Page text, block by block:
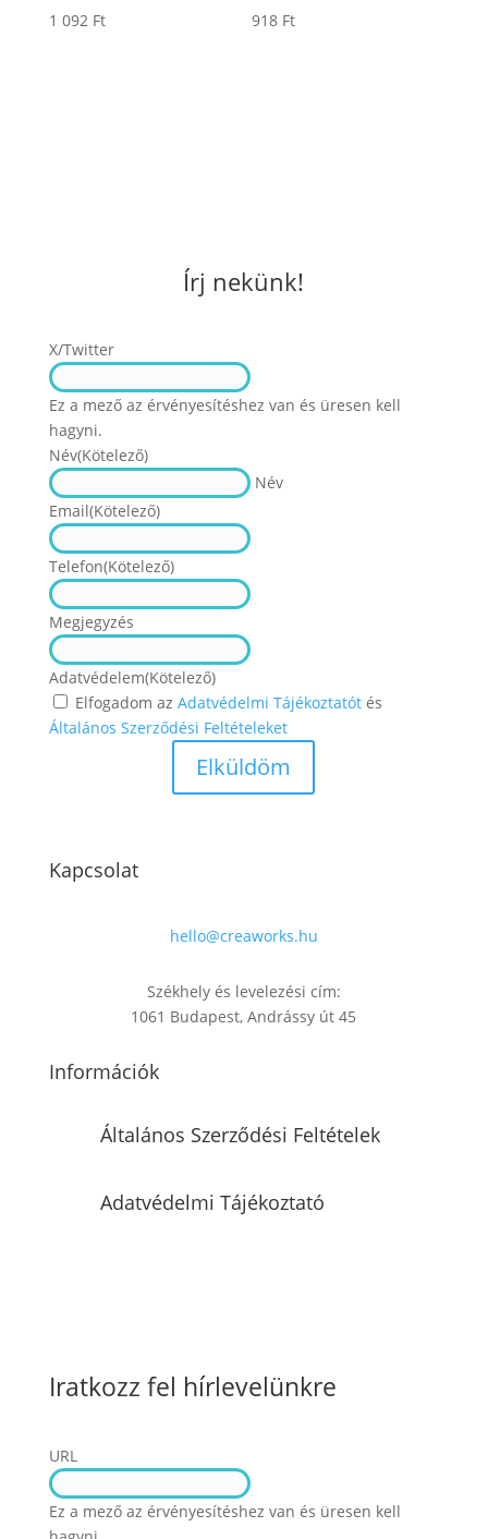
1 092 Ft 918 Ft
Írj nekünk!
X/Twitter
Ez a mező az érvényesítéshez van és üresen kell
hagyni.
Név(Kötelező)
Név
Email(Kötelező)
Telefon(Kötelező)
Megjegyzés
Adatvédelem(Kötelező)
Elfogadom az Adatvédelmi Tájékoztatótés
Általános Szerződési Feltételeket
Kapcsolat
hello@creaworks.hu
Székhely és levelezési cím:
1061 Budapest, Andrássy út 45
Információk
Általános Szerződési Feltételek
Adatvédelmi Tájékoztató
Iratkozz fel hírlevelünkre
URL
Ez a mező az érvényesítéshez van és üresen kell